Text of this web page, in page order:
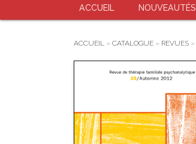
ACCUEIL NOUVEAUTÉS
ACCUEIL »CATALOGUE » REVUES »